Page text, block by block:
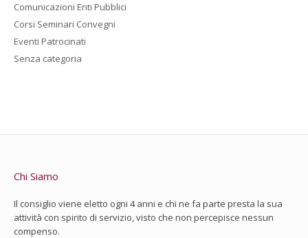
Comunicazioni Enti Pubblici
Corsi Seminari Convegni
Eventi Patrocinati
Senza categoria
Chi Siamo
Il consiglio viene eletto ogni 4 anni e chi ne fa parte presta la sua
attività con spirito di servizio, visto che non percepisce nessun
compenso.